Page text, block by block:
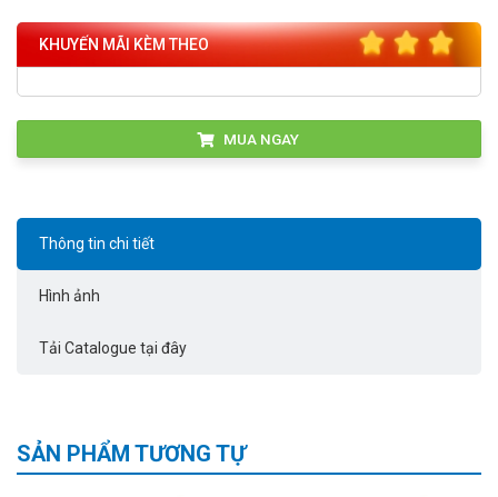
KHUYẾN MÃI KÈM THEO
MUA NGAY
Thông tin chi tiết
Hình ảnh
Tải Catalogue tại đây
SẢN PHẨM TƯƠNG TỰ